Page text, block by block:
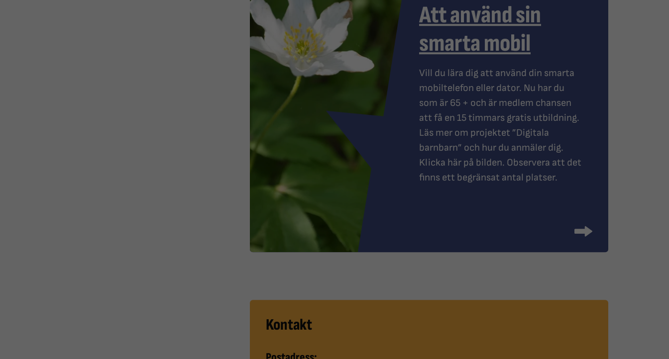
Att använd sin
smarta mobil
Vill du lära dig att använd din smarta
mobiltelefon eller dator. Nu har du
som är 65 + och är medlem chansen
att få en 15 timmars gratis utbildning.
Läs mer om projektet ”Digitala
barnbarn” och hur du anmäler dig.
Klicka här på bilden. Observera att det
finns ett begränsat antal platser.
Kontakt